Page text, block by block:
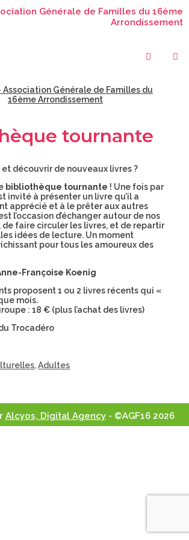
tournante
découvrir de nouveaux livres ?
bibliothèque tournante ! Une fois par
invité à présenter un livre qu’il a
apprécié et à le prêter aux autres
l’occasion d’échanger autour de nos
faire circuler les livres, et de repartir
idées de lecture. Un moment
pour tous les amoureux des
Françoise Koenig
proposent 1 ou 2 livres récents qui «
mois.
: 18 € (plus l’achat des livres)
Trocadéro
,Adultes
Alcyos, Digital Agency- ©AGF16 2026